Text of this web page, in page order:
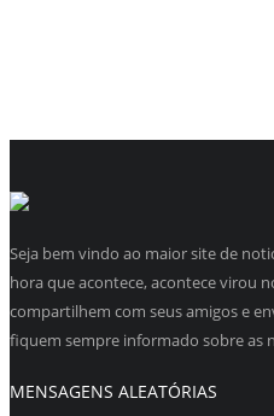
Seja bem vindo ao maior site de
hora que acontece, acontece virou
compartilhem com seus amigos e
fiquem sempre informado sobre as
MENSAGENS ALEATÓRIAS